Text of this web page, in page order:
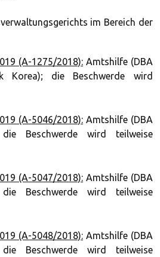
im Bereich der
(A-1275/2018): Amtshilfe (DBA
Korea); die Beschwerde wird
(A-5046/2018): Amtshilfe (DBA
Beschwerde wird teilweise
(A-5047/2018): Amtshilfe (DBA
Beschwerde wird teilweise
(A-5048/2018): Amtshilfe (DBA
Beschwerde wird teilweise